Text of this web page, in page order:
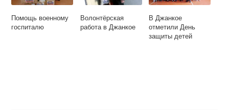
Помощь военному
госпиталю
Волонтёрская
работа в Джанкое
В Джанкое
отметили День
защиты детей